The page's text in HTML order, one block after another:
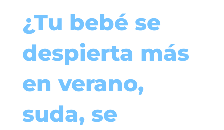
¿Tu bebé se
despierta más
en verano,
suda, se